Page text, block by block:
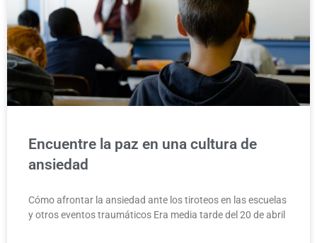
Encuentre la paz en una cultura de
ansiedad
Cómo afrontar la ansiedad ante los tiroteos en las escuelas
y otros eventos traumáticos Era media tarde del 20 de abril